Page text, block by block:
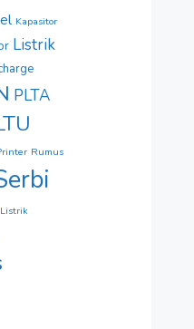
Kapasitor
Listrik
PLTA
Rumus